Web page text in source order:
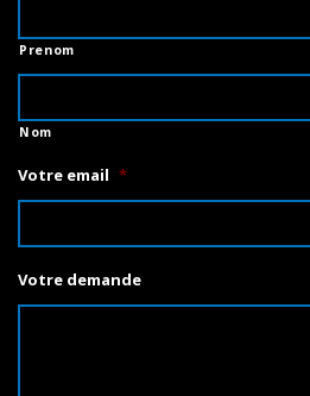
Prenom
Nom
Votre email *
Votre demande